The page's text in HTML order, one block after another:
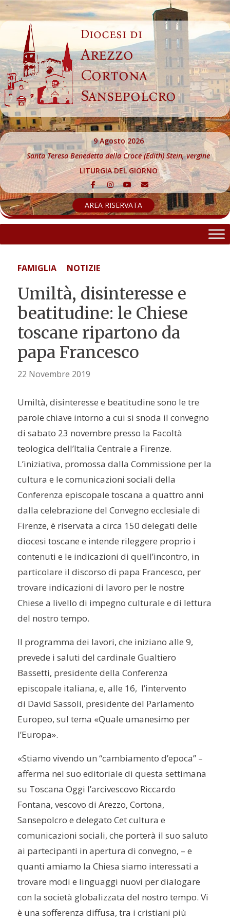
Skip
to
content
Diocesi di
Arezzo
Cortona
Sansepolcro
9 Agosto 2026
Santa Teresa Benedetta della Croce (Edith) Stein, vergine
LITURGIA DEL GIORNO
AREA RISERVATA
FAMIGLIA NOTIZIE
Umiltà, disinteresse e
beatitudine: le Chiese
toscane ripartono da
papa Francesco
22 Novembre 2019
Umiltà, disinteresse e beatitudine sono le tre
parole chiave intorno a cui si snoda il convegno
di sabato 23 novembre presso la Facoltà
teologica dell’Italia Centrale a Firenze.
L’iniziativa, promossa dalla Commissione per la
cultura e le comunicazioni sociali della
Conferenza episcopale toscana a quattro anni
dalla celebrazione del Convegno ecclesiale di
Firenze, è riservata a circa 150 delegati delle
diocesi toscane e intende rileggere proprio i
contenuti e le indicazioni di quell’incontro, in
particolare il discorso di papa Francesco, per
trovare indicazioni di lavoro per le nostre
Chiese a livello di impegno culturale e di lettura
del nostro tempo.
Il programma dei lavori, che iniziano alle 9,
prevede i saluti del cardinale Gualtiero
Bassetti, presidente della Conferenza
episcopale italiana, e, alle 16, l’intervento
di David Sassoli, presidente del Parlamento
Europeo, sul tema «Quale umanesimo per
l’Europa».
«Stiamo vivendo un “cambiamento d’epoca” –
afferma nel suo editoriale di questa settimana
su Toscana Oggi l’arcivescovo Riccardo
Fontana, vescovo di Arezzo, Cortona,
Sansepolcro e delegato Cet cultura e
comunicazioni sociali, che porterà il suo saluto
ai partecipanti in apertura di convegno, – e
quanti amiamo la Chiesa siamo interessati a
trovare modi e linguaggi nuovi per dialogare
con la società globalizzata del nostro tempo. Vi
è una sofferenza diffusa, tra i cristiani più